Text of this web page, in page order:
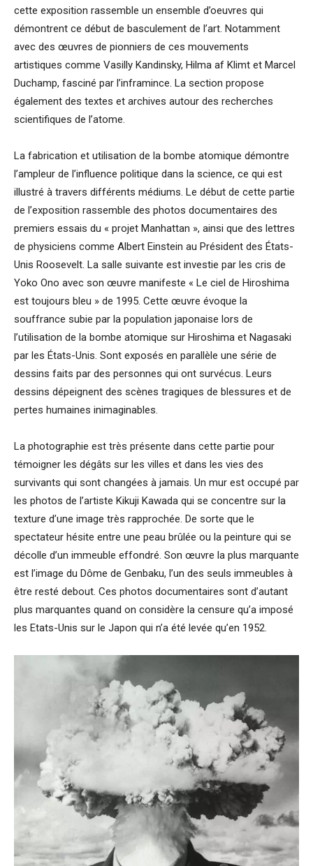
cette exposition rassemble un ensemble d’oeuvres qui
démontrent ce début de basculement de l’art. Notamment
avec des œuvres de pionniers de ces mouvements
artistiques comme Vasilly Kandinsky, Hilma af Klimt et Marcel
Duchamp, fasciné par l’inframince. La section propose
également des textes et archives autour des recherches
scientifiques de l’atome.
La fabrication et utilisation de la bombe atomique démontre
l’ampleur de l’influence politique dans la science, ce qui est
illustré à travers différents médiums. Le début de cette partie
de l’exposition rassemble des photos documentaires des
premiers essais du « projet Manhattan », ainsi que des lettres
de physiciens comme Albert Einstein au Président des États-
Unis Roosevelt. La salle suivante est investie par les cris de
Yoko Ono avec son œuvre manifeste « Le ciel de Hiroshima
est toujours bleu » de 1995. Cette œuvre évoque la
souffrance subie par la population japonaise lors de
l’utilisation de la bombe atomique sur Hiroshima et Nagasaki
par les États-Unis. Sont exposés en parallèle une série de
dessins faits par des personnes qui ont survécus. Leurs
dessins dépeignent des scènes tragiques de blessures et de
pertes humaines inimaginables.
La photographie est très présente dans cette partie pour
témoigner les dégâts sur les villes et dans les vies des
survivants qui sont changées à jamais. Un mur est occupé par
les photos de l’artiste Kikuji Kawada qui se concentre sur la
texture d’une image très rapprochée. De sorte que le
spectateur hésite entre une peau brûlée ou la peinture qui se
décolle d’un immeuble effondré. Son œuvre la plus marquante
est l’image du Dôme de Genbaku, l’un des seuls immeubles à
être resté debout. Ces photos documentaires sont d’autant
plus marquantes quand on considère la censure qu’a imposé
les Etats-Unis sur le Japon qui n’a été levée qu’en 1952.